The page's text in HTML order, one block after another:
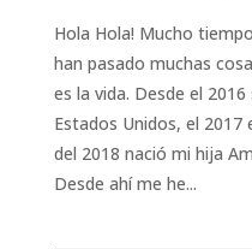
Hola Hola! Mucho
han pasado muchas
es la vida. Desde el
Estados Unidos, el 2017
del 2018 nació mi hija
Desde ahí me he...